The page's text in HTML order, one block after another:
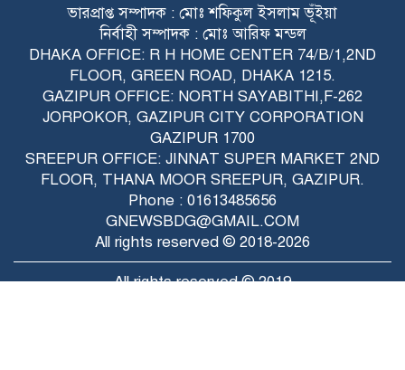
শ্রীপুরে মুক্তিযোদ্ধাদের মাঝে ফলজ গাছের
চারা বিতরণ ও বৃক্ষরোপণ কর্মসূচি অনুষ্ঠিত
‘নিজের ঘর থেকেই অপরাধীদের বিরুদ্ধে রুখে
দাঁড়ান’: শ্রীপুরে মতবিনিময় সভায় পুলিশ
সুপার শরীফ উদ্দিন
ভারপ্রাপ্ত সম্পাদক : মোঃ শফিকুল ইসলাম ভূঁইয়া
নির্বাহী সম্পাদক : মোঃ আরিফ মন্ডল
DHAKA OFFICE: R H HOME CENTER 74/B/1,2ND
FLOOR, GREEN ROAD, DHAKA 1215.
GAZIPUR OFFICE: NORTH SAYABITHI,F-262
JORPOKOR, GAZIPUR CITY CORPORATION
GAZIPUR 1700
SREEPUR OFFICE: JINNAT SUPER MARKET 2ND
FLOOR, THANA MOOR SREEPUR, GAZIPUR.
Phone : 01613485656
GNEWSBDG@GMAIL.COM
All rights reserved © 2018-2026
All rights reserved © 2019